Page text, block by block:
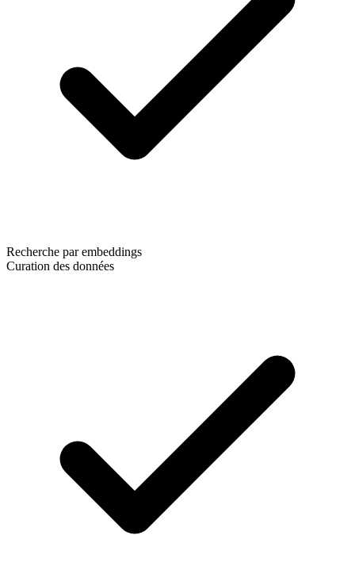
Recherche par embeddings
Curation des données